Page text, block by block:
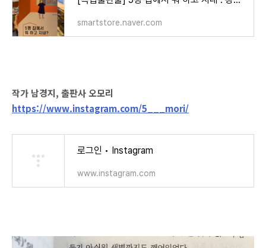
smartstore.naver.com
작가 남경지, 출판사 오모리
https://www.instagram.com/5___mori/
로그인 • Instagram
www.instagram.com